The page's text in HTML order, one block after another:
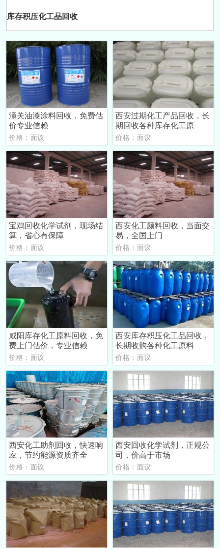
库存积压化工品回收
潼关油漆涂料回收，免费估
价专业信赖
价格：面议
西安过期化工产品回收，长
期回收各种库存化工原
价格：面议
宝鸡回收化学试剂，现场结
算，省心有保障
价格：面议
西安化工颜料回收，当面交
易，全国上门
价格：面议
咸阳库存化工原料回收，免
费上门估价，专业信赖
价格：面议
西安库存积压化工品回收，
长期收购各种化工原料
价格：面议
西安化工助剂回收，快速响
应，节约能源资质齐全
价格：面议
西安回收化学试剂，正规公
司，价高于市场
价格：面议